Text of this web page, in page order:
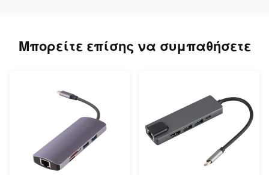
Μπορείτε επίσης να συμπαθήσετε